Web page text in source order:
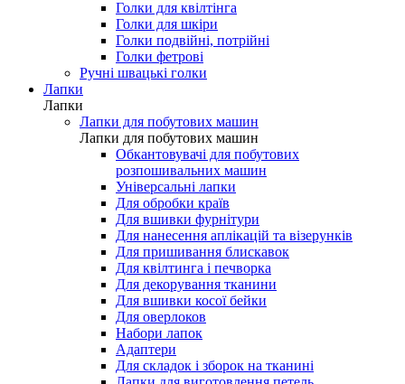
Голки для квілтінга
Голки для шкіри
Голки подвійні, потрійні
Голки фетрові
Ручні швацькі голки
Лапки
Лапки
Лапки для побутових машин
Лапки для побутових машин
Обкантовувачі для побутових
розпошивальних машин
Універсальні лапки
Для обробки країв
Для вшивки фурнітури
Для нанесення аплікацій та візерунків
Для пришивання блискавок
Для квілтинга і печворка
Для декорування тканини
Для вшивки косої бейки
Для оверлоков
Набори лапок
Адаптери
Для складок і зборок на тканині